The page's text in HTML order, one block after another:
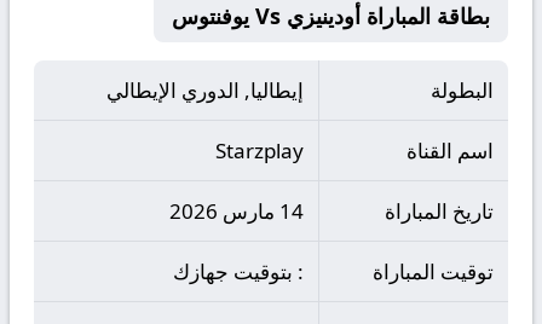
بطاقة المباراة أودينيزي Vs يوفنتوس
البطولة إيطاليا, الدوري الإيطالي
اسم القناة Starzplay
تاريخ المباراة 14 مارس 2026
توقيت المباراة : بتوقيت جهازك